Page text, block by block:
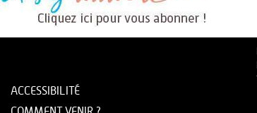
ACCESSIBILITÉ